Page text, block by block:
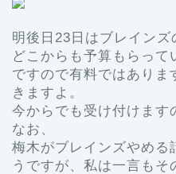
明後日23日はブレインズ
どこからも予算もらって
ですので有料ではありま
きますよ。
今からでも受け付けます
なお、
梅木がブレインズやめる
うですが、私は一言も